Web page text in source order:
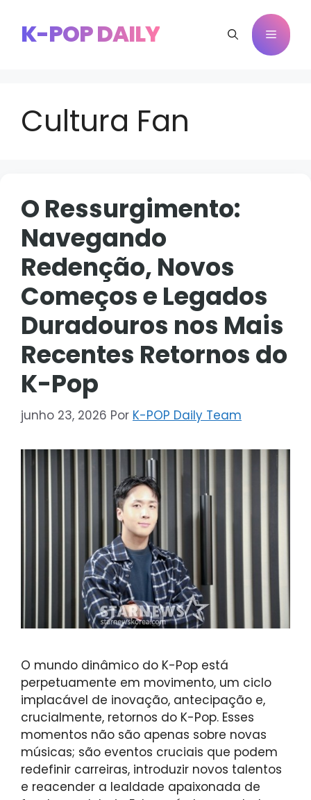
paraK-POP DAILY Menu
Cultura Fan
O Ressurgimento:
Navegando
Redenção, Novos
Começos e Legados
Duradouros nos Mais
Recentes Retornos do
K-Pop
junho 23, 2026 Por K-POP Daily Team
O mundo dinâmico do K-Pop está
perpetuamente em movimento, um ciclo
implacável de inovação, antecipação e,
crucialmente, retornos do K-Pop. Esses
momentos não são apenas sobre novas
músicas; são eventos cruciais que podem
redefinir carreiras, introduzir novos talentos
e reacender a lealdade apaixonada de